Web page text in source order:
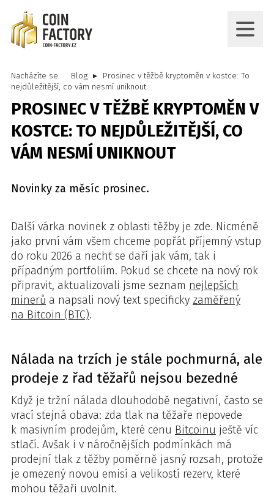
Nacházíte se: Blog
Prosinec v těžbě kryptoměn v kostce: To
nejdůležitější, co vám nesmí uniknout
PROSINEC V TĚŽBĚ KRYPTOMĚN V
KOSTCE: TO NEJDŮLEŽITĚJŠÍ, CO
VÁM NESMÍ UNIKNOUT
Novinky za měsíc prosinec.
Další várka novinek z oblasti těžby je zde. Nicméně
jako první vám všem chceme popřát příjemný vstup
do roku 2026 a nechť se daří jak vám, tak i
případným portfoliím. Pokud se chcete na nový rok
připravit, aktualizovali jsme seznam nejlepších
minerů a napsali nový text specificky zaměřený
na Bitcoin (BTC).
Nálada na trzích je stále pochmurná, ale
prodeje z řad těžařů nejsou bezedné
Když je tržní nálada dlouhodobě negativní, často se
vrací stejná obava: zda tlak na těžaře nepovede
k masivním prodejům, které cenu Bitcoinu ještě víc
stlačí. Avšak i v náročnějších podmínkách má
prodejní tlak z těžby poměrně jasný rozsah, protože
je omezený novou emisí a velikostí rezerv, které
mohou těžaři uvolnit.